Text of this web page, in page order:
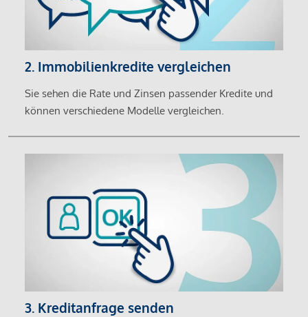
2. Immobilienkredite vergleichen
Sie sehen die Rate und Zinsen passender Kredite und
können verschiedene Modelle vergleichen.
3. Kreditanfrage senden